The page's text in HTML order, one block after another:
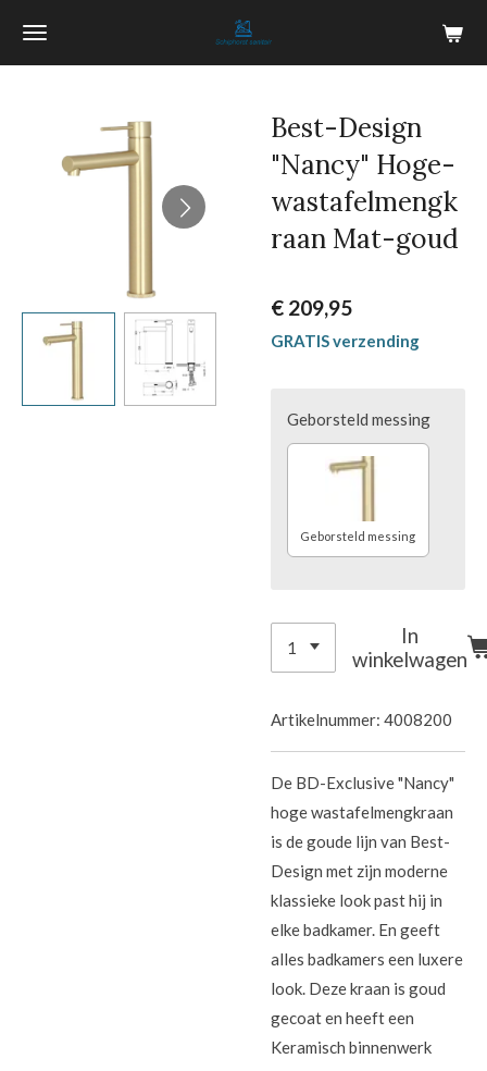
Ga
Best-Design
"Nancy" Hoge-
wastafelmengk
raan Mat-goud
€ 209,95
GRATIS verzending
Geborsteld messing
Geborsteld messing
In
winkelwagen
Artikelnummer: 4008200
De BD-Exclusive "Nancy"
hoge wastafelmengkraan
is de goude lijn van Best-
Design met zijn moderne
klassieke look past hij in
elke badkamer. En geeft
alles badkamers een luxere
look. Deze kraan is goud
gecoat en heeft een
Keramisch binnenwerk